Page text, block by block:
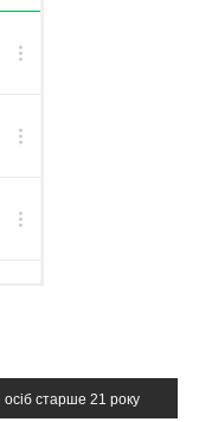
старше 21 року